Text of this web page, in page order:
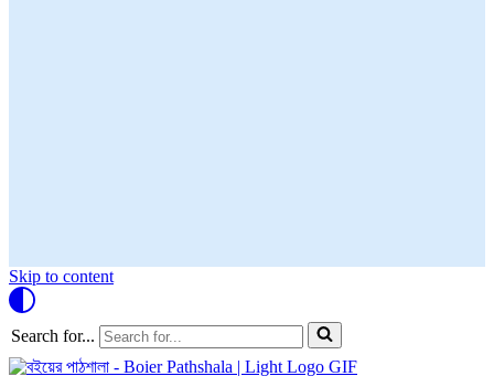
Skip to content
Search for...